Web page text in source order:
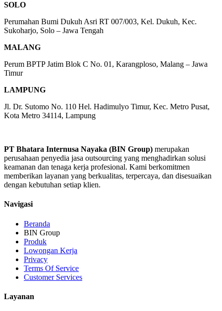
SOLO
Perumahan Bumi Dukuh Asri RT 007/003, Kel. Dukuh, Kec.
Sukoharjo, Solo – Jawa Tengah
MALANG
Perum BPTP Jatim Blok C No. 01, Karangploso, Malang – Jawa
Timur
LAMPUNG
Jl. Dr. Sutomo No. 110 Hel. Hadimulyo Timur, Kec. Metro Pusat,
Kota Metro 34114, Lampung
PT Bhatara Internusa Nayaka (BIN Group) merupakan
perusahaan penyedia jasa outsourcing yang menghadirkan solusi
keamanan dan tenaga kerja profesional. Kami berkomitmen
memberikan layanan yang berkualitas, terpercaya, dan disesuaikan
dengan kebutuhan setiap klien.
Navigasi
Beranda
BIN Group
Produk
Lowongan Kerja
Privacy
Terms Of Service
Customer Services
Layanan